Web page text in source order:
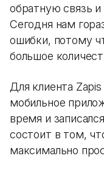
обратную связь
Сегодня нам
ошибки, потому
большое
Для клиента
мобильное
время и
состоит в том,
максимально